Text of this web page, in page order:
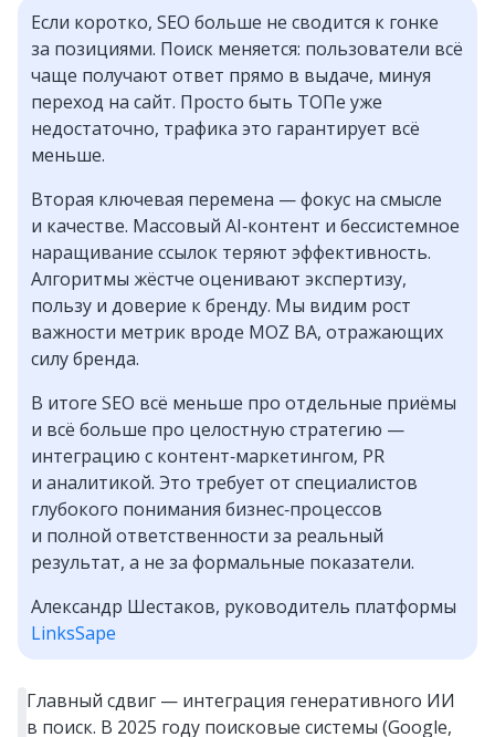
Если коротко, SEO больше не сводится к гонке
за позициями. Поиск меняется: пользователи всё
чаще получают ответ прямо в выдаче, минуя
переход на сайт. Просто быть ТОПе уже
недостаточно, трафика это гарантирует всё
меньше.
Вторая ключевая перемена — фокус на смысле
и качестве. Массовый AI‑контент и бессистемное
наращивание ссылок теряют эффективность.
Алгоритмы жёстче оценивают экспертизу,
пользу и доверие к бренду. Мы видим рост
важности метрик вроде MOZ BA, отражающих
силу бренда.
В итоге SEO всё меньше про отдельные приёмы
и всё больше про целостную стратегию —
интеграцию с контент‑маркетингом, PR
и аналитикой. Это требует от специалистов
глубокого понимания бизнес‑процессов
и полной ответственности за реальный
результат, а не за формальные показатели.
Александр Шестаков, руководитель платформы
LinksSape
Главный сдвиг — интеграция генеративного ИИ
в поиск. В 2025 году поисковые системы (Google,